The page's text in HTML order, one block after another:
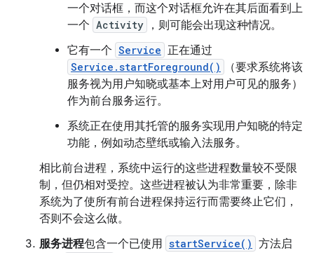
一个对话框，而这个对话框允许在其后面看到上
一个 Activity
，则可能会出现这种情况。
它有一个 Service 正在通过
Service.startForeground()
（要求系统将该
服务视为用户知晓或基本上对用户可见的服务）
作为前台服务运行。
系统正在使用其托管的服务实现用户知晓的特定
功能，例如动态壁纸或输入法服务。
相比前台进程，系统中运行的这些进程数量较不受限
制，但仍相对受控。这些进程被认为非常重要，除非
系统为了使所有前台进程保持运行而需要终止它们，
否则不会这么做。
服务进程包含一个已使用 startService() 方法启